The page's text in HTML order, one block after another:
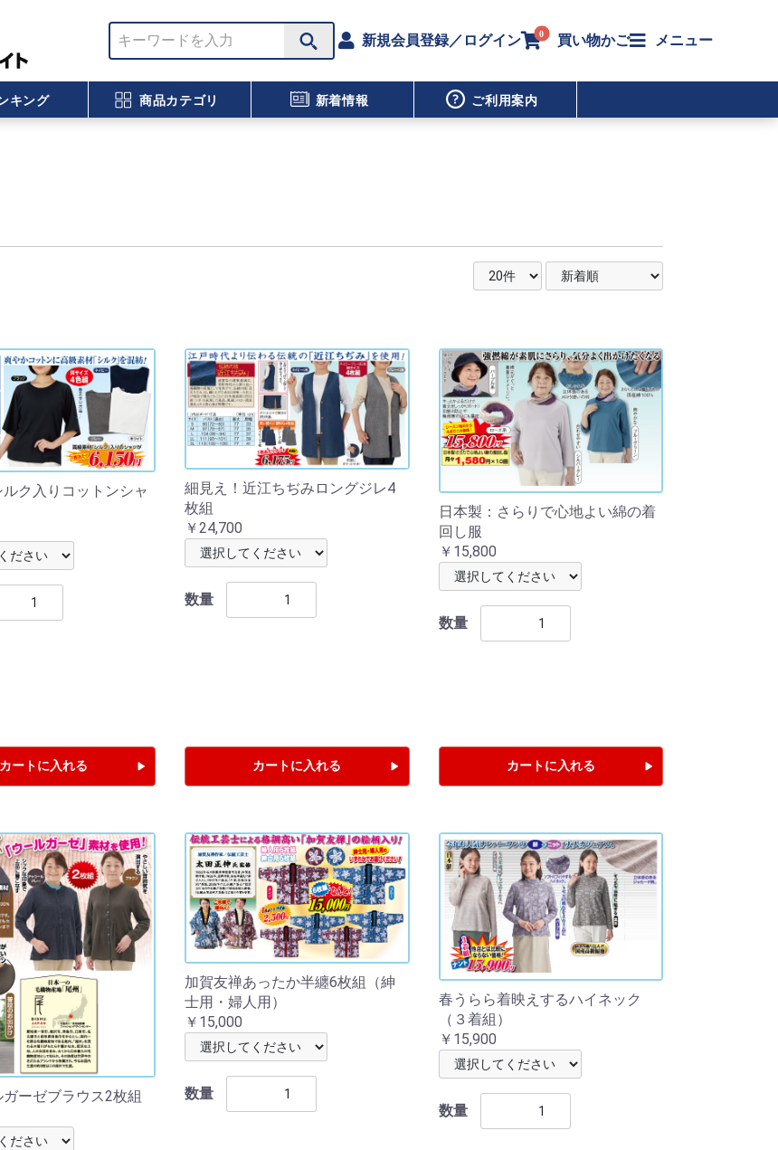
新規会員登録／ログイン 0 買い物かご メニュー
キング 商品カテゴリ 新着情報 ご利用案内
ク入りコットンシャ
カートに入れる
細見え！近江ちぢみロングジレ4
枚組
￥24,700
数量
カートに入れる
日本製：さらりで心地よい綿の着
回し服
￥15,800
数量
カートに入れる
ーゼブラウス2枚組
加賀友禅あったか半纏6枚組（紳
士用・婦人用）
￥15,000
数量
春うらら着映えするハイネック
（３着組）
￥15,900
数量